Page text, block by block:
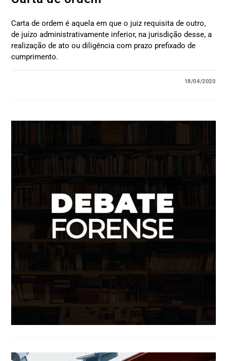
Carta de ordem é aquela em que o juiz requisita de outro,
de juízo administrativamente inferior, na jurisdição desse, a
realização de ato ou diligência com prazo prefixado de
cumprimento.
18/04/2020